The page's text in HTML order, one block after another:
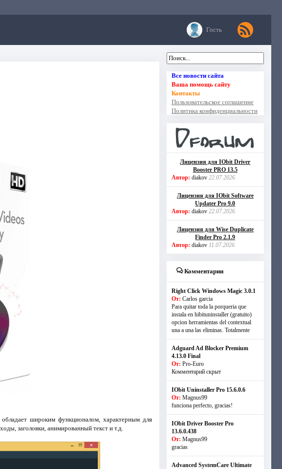
Гость
широким функционалом, характерным для
заголовки, анимированный текст и т.д.
Все новости сайта
Ваша помощь сайту
Контакты
Пользовательское соглашение
Политика конфиденциальности
Лицензия для IObit Driver
Booster PRO 13.5
Автор: diakov 22.07.2026
Лицензия для IObit Software
Updater Pro 9.0
Автор: diakov 22.07.2026
Лицензия для Wise Duplicate
Finder Pro 2.1.9
Автор: diakov 11.07.2026
Комментарии
Right Click Windows Magic 3.0.1
От: Carlos garcia
Para quitar toda la porqueria que
instala en hibituninstaller (gratuito)
opcion herramientas del contextual
una a una las eliminas. Totalmente
Adguard Ad Blocker Premium
4.13.0 Final
От: Pro-Euro
Комментарий скрыт
IObit Uninstaller Pro 15.6.0.6
От: Magnus99
funciona perfecto, gracias!
IObit Driver Booster Pro
13.6.0.438
От: Magnus99
gracias
Advanced SystemCare Ultimate